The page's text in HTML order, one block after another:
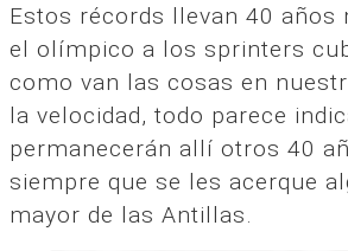
Estos récords llevan 40 años
el olímpico a los sprinters
como van las cosas en
la velocidad, todo parece
permanecerán allí otros 40
siempre que se les acerque
mayor de las Antillas.